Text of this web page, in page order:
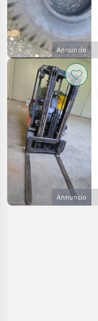
Annuncio
Annuncio